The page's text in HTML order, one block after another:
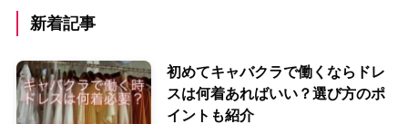
新着記事
初めてキャバクラで働くならドレ
スは何着あればいい？選び方のポ
イントも紹介